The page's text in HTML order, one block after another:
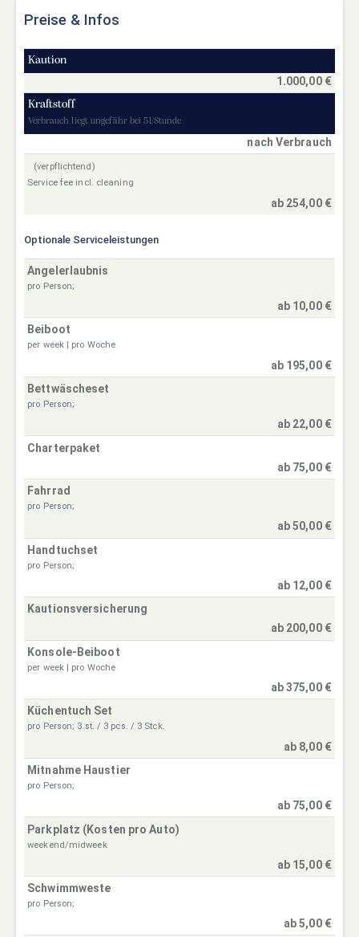
Preise & Infos
Kaution
1.000,00 €
Kraftstoff
Verbrauch liegt ungefähr bei 5l/Stunde
nach Verbrauch
(verpflichtend)
Service fee incl. cleaning
ab 254,00 €
Optionale Serviceleistungen
Angelerlaubnis
pro Person;
ab 10,00 €
Beiboot
per week | pro Woche
ab 195,00 €
Bettwäscheset
pro Person;
ab 22,00 €
Charterpaket
ab 75,00 €
Fahrrad
pro Person;
ab 50,00 €
Handtuchset
pro Person;
ab 12,00 €
Kautionsversicherung
ab 200,00 €
Konsole-Beiboot
per week | pro Woche
ab 375,00 €
Küchentuch Set
pro Person; 3 st. / 3 pcs. / 3 Stck.
ab 8,00 €
Mitnahme Haustier
pro Person;
ab 75,00 €
Parkplatz (Kosten pro Auto)
weekend/midweek
ab 15,00 €
Schwimmweste
pro Person;
ab 5,00 €